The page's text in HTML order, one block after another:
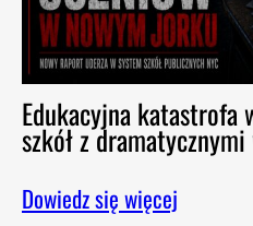
Edukacyjna
szkół z
Dowiedz się więcej